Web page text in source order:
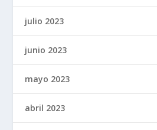
julio 2023
junio 2023
mayo 2023
abril 2023